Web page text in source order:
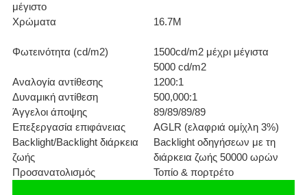
μέγιστο
Χρώματα 16.7M
Φωτεινότητα (cd/m2)
1500cd/m2 μέχρι μέγιστα
5000 cd/m2
Αναλογία αντίθεσης
1200:1
Δυναμική αντίθεση
500,000:1
Άγγελοι άποψης
89/89/89/89
Επεξεργασία επιφάνειας
AGLR (ελαφριά ομίχλη 3%)
Backlight/Backlight διάρκεια
ζωής
Backlight οδηγήσεων με τη
διάρκεια ζωής 50000 ωρών
Προσανατολισμός
Τοπίο & πορτρέτο